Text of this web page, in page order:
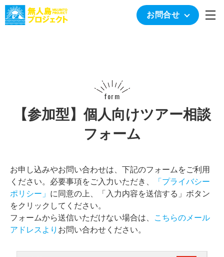
お問合せ
form
【参加型】個人向けツアー相談
フォーム
お申し込みやお問い合わせは、下記のフォームをご利用
ください。必要事項をご入力いただき、
「プライバシー
ポリシー」 に同意の上、「入力内容を送信する」ボタン
をクリックしてください。
フォームから送信いただけない場合は、
こちらのメール
アドレスより お問い合わせください。